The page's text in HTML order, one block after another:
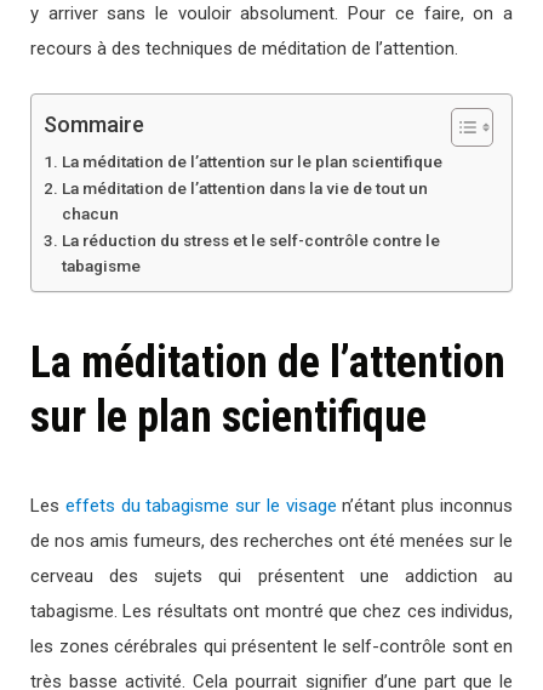
y arriver sans le vouloir absolument. Pour ce faire, on a
recours à des techniques de méditation de l’attention.
Sommaire
La méditation de l’attention sur le plan scientifique
La méditation de l’attention dans la vie de tout un
chacun
La réduction du stress et le self-contrôle contre le
tabagisme
La méditation de l’attention
sur le plan scientifique
Les effets du tabagisme sur le visage n’étant plus inconnus
de nos amis fumeurs, des recherches ont été menées sur le
cerveau des sujets qui présentent une addiction au
tabagisme. Les résultats ont montré que chez ces individus,
les zones cérébrales qui présentent le self-contrôle sont en
très basse activité. Cela pourrait signifier d’une part que le